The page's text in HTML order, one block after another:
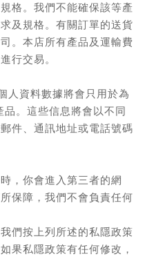
格。我們不能確保該等產
及規格。有關訂單的送貨
。本店所有產品及運輸費
行交易。
資料數據將會只用於為
。這些信息將會以不同
件、通訊地址或電話號碼
，你會進入第三者的網
保障，我們不會負責任何
們按上列所述的私隱政策
果私隱政策有任何修改，